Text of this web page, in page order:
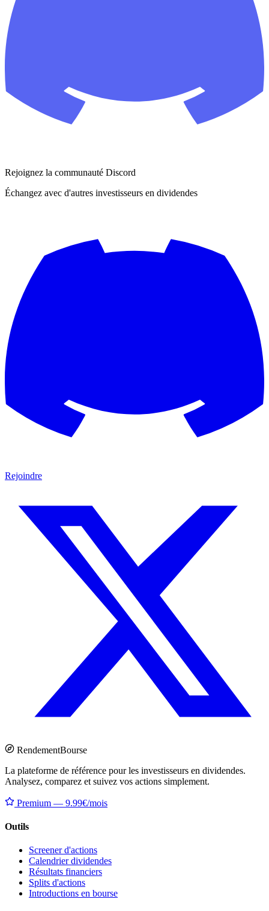
Rejoignez la communauté Discord
Échangez avec d'autres investisseurs en dividendes
Rejoindre
RendementBourse
La plateforme de référence pour les investisseurs en dividendes.
Analysez, comparez et suivez vos actions simplement.
Premium — 9.99€/mois
Outils
Screener d'actions
Calendrier dividendes
Résultats financiers
Splits d'actions
Introductions en bourse